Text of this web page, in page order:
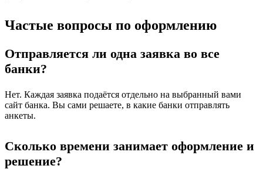
Частые вопросы по оформлению
Отправляется ли одна заявка во все
банки?
Нет. Каждая заявка подаётся отдельно на выбранный вами
сайт банка. Вы сами решаете, в какие банки отправлять
анкеты.
Сколько времени занимает оформление и
решение?